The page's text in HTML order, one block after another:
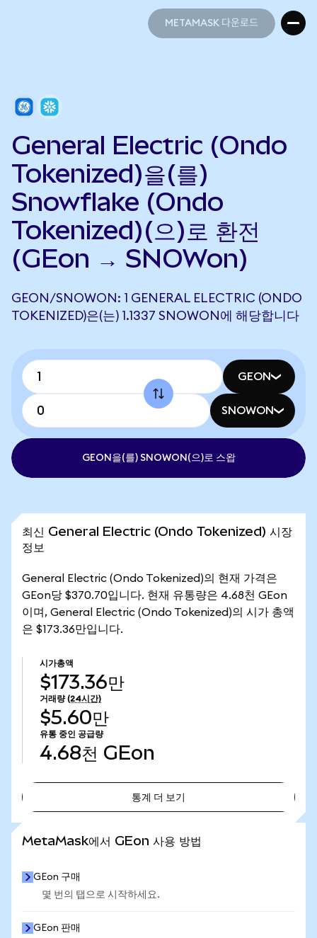
METAMASK 다운로드
General Electric (Ondo
Tokenized)을(를)
Snowflake (Ondo
Tokenized)(으)로 환전
(GEon → SNOWon)
GEON/SNOWON: 1 GENERAL ELECTRIC (ONDO
TOKENIZED)은(는) 1.1337 SNOWON에 해당합니다
GEON
SNOWON
GEON을(를) SNOWON(으)로 스왑
최신 General Electric (Ondo Tokenized) 시장
정보
General Electric (Ondo Tokenized)의 현재 가격은
GEon당 $370.70입니다. 현재 유통량은 4.68천 GEon
이며, General Electric (Ondo Tokenized)의 시가 총액
은 $173.36만입니다.
시가총액
$173.36만
거래량 (24시간)
$5.60만
유통 중인 공급량
4.68천 GEon
통계 더 보기
MetaMask에서 GEon 사용 방법
GEon 구매
몇 번의 탭으로 시작하세요.
GEon 판매